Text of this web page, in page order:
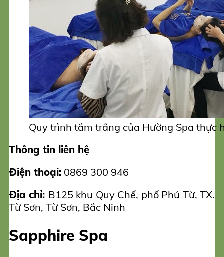
Quy trình tắm trắng của Hường Spa thực
Thông tin liên hệ
Điện thoại: 0869 300 946
Địa chỉ: B125 khu Quy Chế, phố Phủ Từ, TX.
Từ Sơn, Từ Sơn, Bắc Ninh
Sapphire Spa